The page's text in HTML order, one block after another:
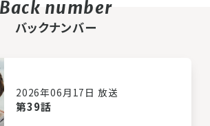
バックナンバー
2026年06月17日 放送
第39話